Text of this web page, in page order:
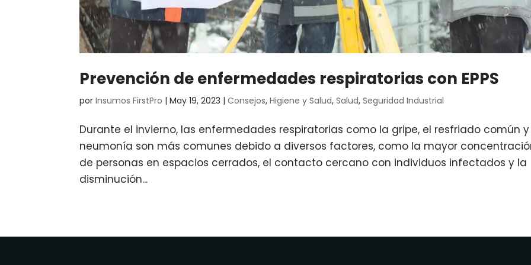
Prevención de enfermedades respiratorias con EPPS
porInsumos FirstPro |May 19, 2023 |Consejos,Higiene y Salud,Salud,Seguridad Industrial
Durante el invierno, las enfermedades respiratorias como la gripe, el resfriado común
neumonía son más comunes debido a diversos factores, como la mayor
de personas en espacios cerrados, el contacto cercano con individuos infectados y la
disminución...